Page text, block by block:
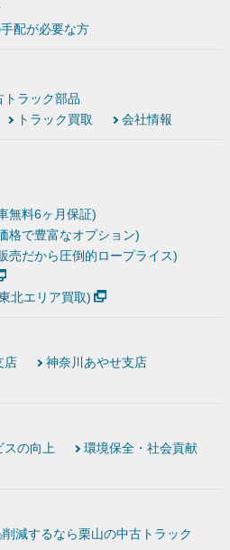
配が必要な方
トラック部品
トラック買取 会社情報
無料6ヶ月保証)
格で豊富なオプション)
売だから圧倒的ロープライス)
北エリア買取)
店
神奈川あやせ支店
スの向上
環境保全・社会貢献
削減するなら栗山の中古トラック